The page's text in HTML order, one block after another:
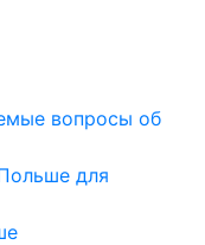
вопросы об
для